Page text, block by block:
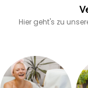
Hier geht's zu